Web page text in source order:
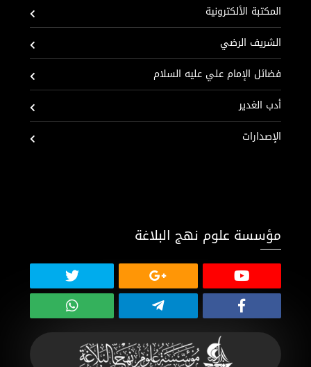
المكتبة الألكترونية
الشريف الرضي
فضائل الإمام علي عليه السلام
أدب الغدير
الإصدارات
مؤسسة علوم نهج البلاغة